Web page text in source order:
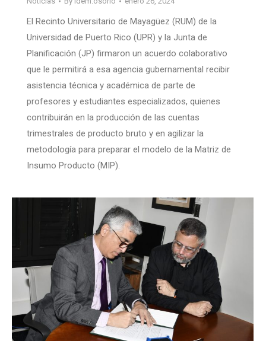
El Recinto Universitario de Mayagüez (RUM) de la
Universidad de Puerto Rico (UPR) y la Junta de
Planificación (JP) firmaron un acuerdo colaborativo
que le permitirá a esa agencia gubernamental recibir
asistencia técnica y académica de parte de
profesores y estudiantes especializados, quienes
contribuirán en la producción de las cuentas
trimestrales de producto bruto y en agilizar la
metodología para preparar el modelo de la Matriz de
Insumo Producto (MIP).